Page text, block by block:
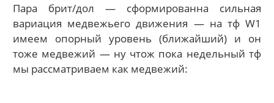
Пара брит/дол — сформированна сильная
вариация медвежьего движения — на тф W1
имеем опорный уровень (ближайший) и он
тоже медвежий — ну чтож пока недельный тф
мы рассматриваем как медвежий: